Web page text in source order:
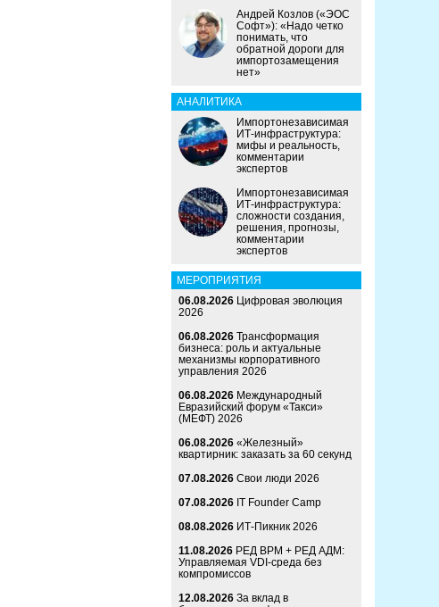
Андрей Козлов («ЭОС
Софт»): «Надо четко
понимать, что
обратной дороги для
импортозамещения
нет»
АНАЛИТИКА
Импортонезависимая
ИТ-инфраструктура:
мифы и реальность,
комментарии
экспертов
Импортонезависимая
ИТ-инфраструктура:
сложности создания,
решения, прогнозы,
комментарии
экспертов
МЕРОПРИЯТИЯ
06.08.2026 Цифровая эволюция
2026
06.08.2026 Трансформация
бизнеса: роль и актуальные
механизмы корпоративного
управления 2026
06.08.2026 Международный
Евразийский форум «Такси»
(МЕФТ) 2026
06.08.2026 «Железный»
квартирник: заказать за 60 секунд
07.08.2026 Свои люди 2026
07.08.2026 IT Founder Camp
08.08.2026 ИТ-Пикник 2026
11.08.2026 РЕД ВРМ + РЕД АДМ:
Управляемая VDI-среда без
компромиссов
12.08.2026 За вклад в